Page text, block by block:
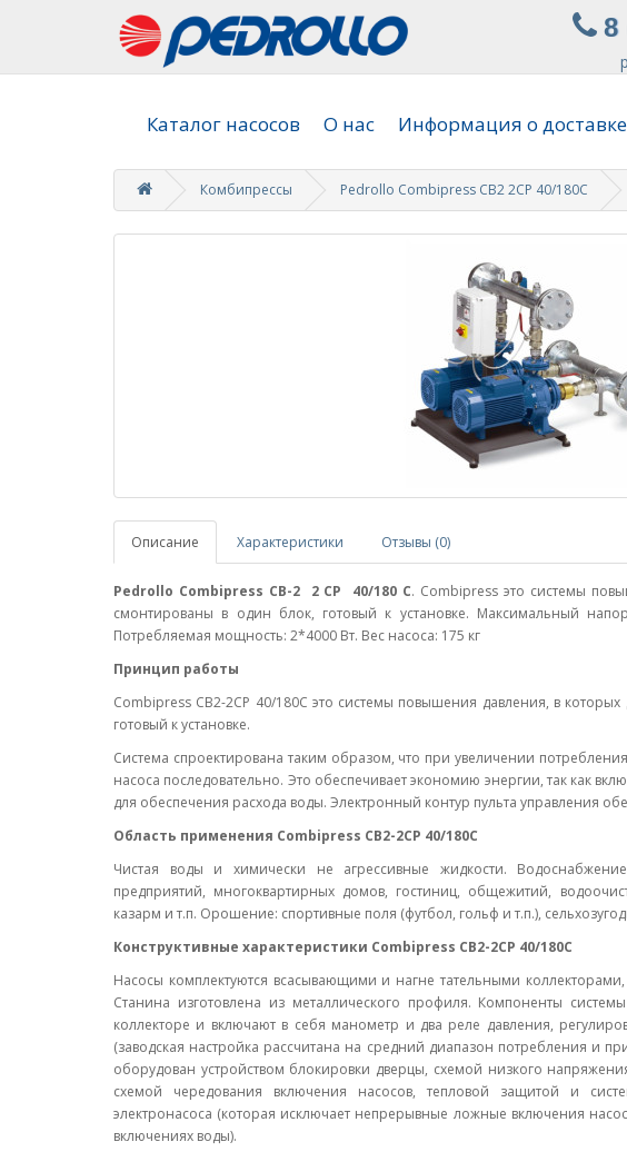
8
Каталог насосов О нас Информация о доставке
Комбипрессы Pedrollo Combipress CB2 2CP 40/180C
Описание Характеристики Отзывы (0)
Pedrollo Combipress CB-2 2 CP 40/180 C. Combipress это системы
смонтированы в один блок, готовый к установке. Максимальный
Потребляемая мощность: 2*4000 Вт. Вес насоса: 175 кг
Принцип работы
Combipress CB2-2CP 40/180C это системы повышения давления, в
готовый к установке.
Система спроектирована таким образом, что при увеличении
насоса последовательно. Это обеспечивает экономию энергии, так как
для обеспечения расхода воды. Электронный контур пульта управления
Область применения Combipress CB2-2CP 40/180C
Чистая воды и химически не агрессивные жидкости.
предприятий, многоквартирных домов, гостиниц, общежитий,
казарм и т.п. Орошение: спортивные поля (футбол, гольф и т.п.),
Конструктивные характеристики Combipress CB2-2CP 40/180C
Насосы комплектуются всасывающими и нагне тательными
Станина изготовлена из металлического профиля. Компоненты
коллекторе и включают в себя манометр и два реле давления,
(заводская настройка рассчитана на средний диапазон потребления и
оборудован устройством блокировки дверцы, схемой низкого
схемой чередования включения насосов, тепловой защитой и
электронасоса (которая исключает непрерывные ложные включения
включениях воды).